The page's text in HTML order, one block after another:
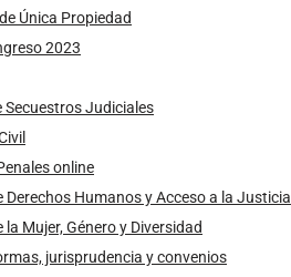
Única Propiedad
2023
Secuestros Judiciales
online
Derechos Humanos y Acceso a la Justicia
la Mujer, Género y Diversidad
jurisprudencia y convenios